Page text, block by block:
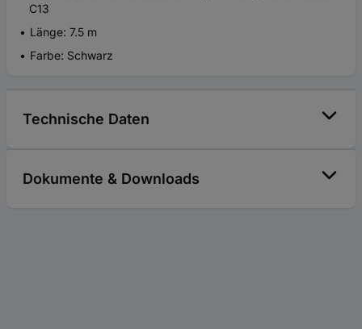
C13
Länge: 7.5 m
Farbe: Schwarz
Technische Daten
Dokumente & Downloads